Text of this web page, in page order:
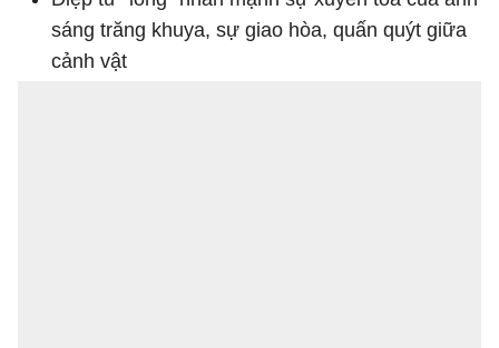
sáng trăng khuya, sự giao hòa, quấn quýt giữa
cảnh vật